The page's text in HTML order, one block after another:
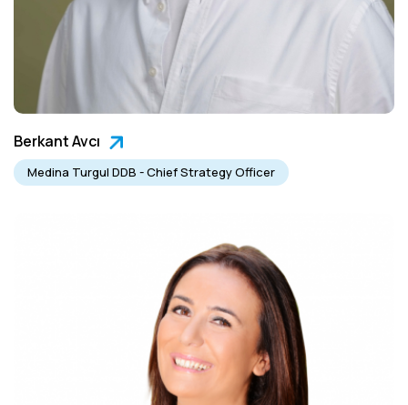
Berkant Avcı
Medina Turgul DDB - Chief Strategy Officer